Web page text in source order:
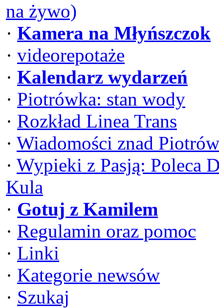
na żywo)
· Kamera na Młyńszczok
· videorepotaże
· Kalendarz wydarzeń
· Piotrówka: stan wody
· Rozkład Linea Trans
· Wiadomości znad
· Wypieki z Pasją: Poleca
Kula
· Gotuj z Kamilem
· Regulamin oraz pomoc
· Linki
· Kategorie newsów
· Szukaj